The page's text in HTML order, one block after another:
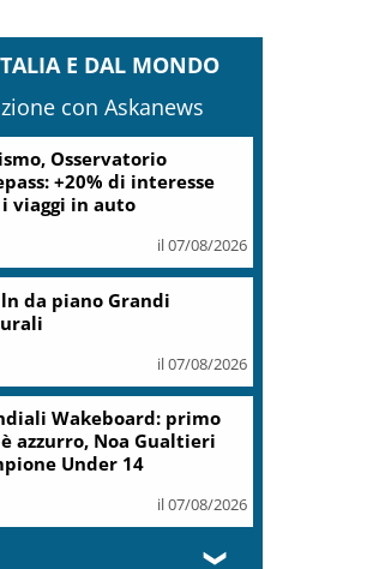
E DAL MONDO
con Askanews
Osservatorio
+20% di interesse
viaggi in auto
il 07/08/2026
da piano Grandi
il 07/08/2026
Wakeboard: primo
azzurro, Noa Gualtieri
Under 14
il 07/08/2026
❯